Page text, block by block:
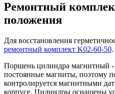
Ремонтный
положения
Для восстановления
ремонтный комплект K02-60-50.
Поршень цилиндра магнитный -
постоянные магниты, поэтому
контролируется магнитными
корпусе. Цилиндры оснащены